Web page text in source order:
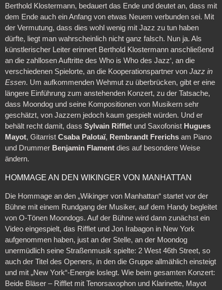
Berthold Klostermann, bedauert das Ende und deutet an, dass mit
dem Ende auch ein Anfang von etwas Neuem verbunden sei. Mit
der Vermutung, dass dies wohl wenig mit Jazz zu tun haben
dürfte, liegt man wahrscheinlich nicht ganz falsch. Nun ja. Als
künstlerischer Leiter erinnert Berthold Klostermann anschließend
an die zahllosen Auftritte des Who is Who des Jazz‘, an die
verschiedenen Spielorte, an die Kooperationspartner von Jazz in
Essen. Um aufkommenden Wehmut zu überbrücken, gibt er eine
längere Einführung zum anstehenden Konzert, zu der Tatsache,
dass Moondog und seine Kompositionen von Musikern sehr
geschätzt, von Jazzern jedoch kaum gespielt würden. Und er
behält recht damit, dass Sylvain Rifflet und Saxofonist Hugues
Mayot, Gitarrist Csaba Palotaï, Rembrandt Frerichsam Piano
und Drummer Benjamin Flamentdies auf besondere Weise
ändern.
HOMMAGE AN DEN WIKINGER VON MANHATTAN
Die Hommage an den „Wikinger von Manhattan“ startet vor der
Bühne mit einem Rundgang der Musiker, auf dem Handy begleitet
von O-Tönen Moondogs. Auf der Bühne wird dann zunächst ein
Video eingespielt, das Rifflet und Jon Irabagon in New York
aufgenommen haben, just an der Stelle, an der Moondog
unermüdlich seine Straßenmusik spielte: 2 West 46th Street, so
auch der Titel des Openers, in den die Gruppe allmählich einsteigt
und mit „New York“-Energie loslegt. Wie beim gesamten Konzert:
Beide Bläser – Rifflet mit Tenorsaxophon und Klarinette, Mayot